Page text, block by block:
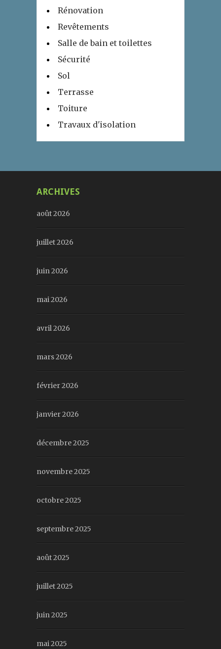
Rénovation
Revêtements
Salle de bain et toilettes
Sécurité
Sol
Terrasse
Toiture
Travaux d'isolation
ARCHIVES
août 2026
juillet 2026
juin 2026
mai 2026
avril 2026
mars 2026
février 2026
janvier 2026
décembre 2025
novembre 2025
octobre 2025
septembre 2025
août 2025
juillet 2025
juin 2025
mai 2025